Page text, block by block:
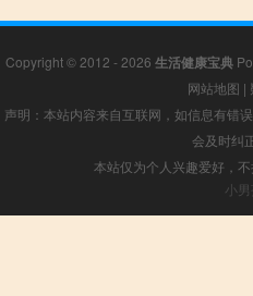
Copyright © 2012 - 2026 生活健康宝典
网站地图 |
声明：本站内容来自互联网，如信息有错
会及时纠
本站仅为个人兴趣爱好，
小男